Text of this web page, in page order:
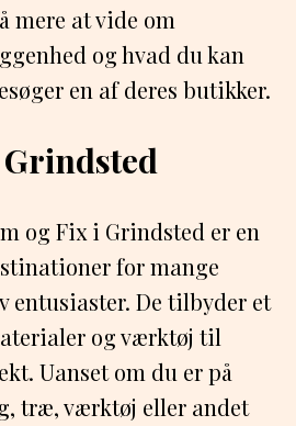
mere at vide om
og hvad du kan
en af deres butikker.
Grindsted
og Fix i Grindsted er en
for mange
entusiaster. De tilbyder et
og værktøj til
Uanset om du er på
træ, værktøj eller andet